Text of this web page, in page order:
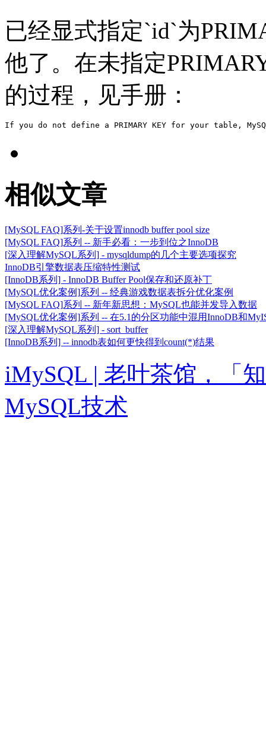
已经显式指定`id`为
他了。在未指定
的过程，见手册：
相似文章
[MySQL FAQ]系列-关于设置innodb buffer pool size
[MySQL FAQ]系列 -- 新手必看：一步到位之InnoDB
[深入理解MySQL系列] - mysqldump的几个主要选项探究
InnoDB引擎数据表压缩特性测试
[InnoDB系列] - InnoDB Buffer Pool保存和还原补丁
[MySQL优化案例]系列 -- 经典游戏数据表拆分优化案例
[MySQL FAQ]系列 -- 新年新思想：MySQL也能并发导入数据
[MySQL优化案例]系列 -- 在5.1的分区功能中混用InnoDB和
[深入理解MySQL系列] - sort_buffer
[InnoDB系列] -- innodb表如何更快得到count(*)结果
iMySQL | 老叶茶馆，「
MySQL技术